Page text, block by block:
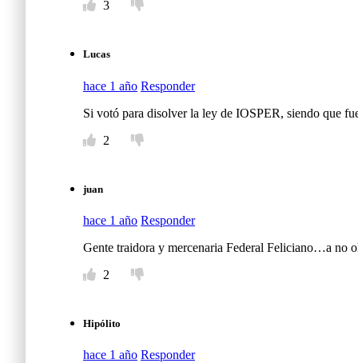
3
Lucas
hace 1 año Responder
Si votó para disolver la ley de IOSPER, siendo que
2
juan
hace 1 año Responder
Gente traidora y mercenaria Federal Feliciano…a no
2
Hipólito
hace 1 año Responder